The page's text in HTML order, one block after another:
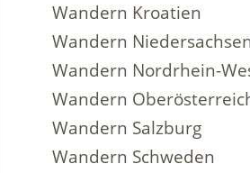
Wandern Kroatien
Wandern Niedersachsen
Wandern Nordrhein-
Wandern
Wandern Salzburg
Wandern Schweden